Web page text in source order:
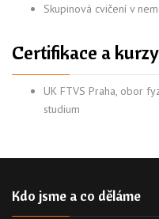
Skupinová cvičení v
Certifikace a kurzy
UK FTVS Praha, obor
studium
Kdo jsme a co děláme